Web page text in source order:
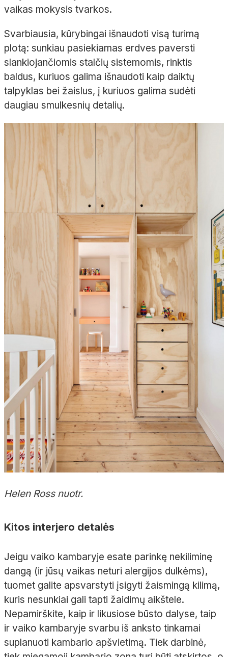
vaikas mokysis tvarkos.
Svarbiausia, kūrybingai išnaudoti visą turimą
plotą: sunkiau pasiekiamas erdves paversti
slankiojančiomis stalčių sistemomis, rinktis
baldus, kuriuos galima išnaudoti kaip daiktų
talpyklas bei žaislus, į kuriuos galima sudėti
daugiau smulkesnių detalių.
Helen Ross nuotr.
Kitos interjero detalės
Jeigu vaiko kambaryje esate parinkę nekiliminę
dangą (ir jūsų vaikas neturi alergijos dulkėms),
tuomet galite apsvarstyti įsigyti žaismingą kilimą,
kuris nesunkiai gali tapti žaidimų aikštele.
Nepamirškite, kaip ir likusiose būsto dalyse, taip
ir vaiko kambaryje svarbu iš anksto tinkamai
suplanuoti kambario apšvietimą. Tiek darbinė,